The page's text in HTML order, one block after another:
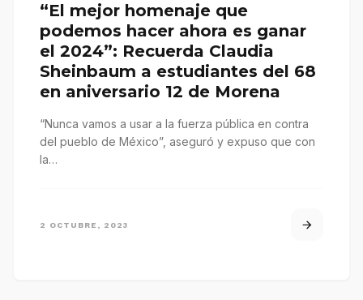
“El mejor homenaje que
podemos hacer ahora es ganar
el 2024”: Recuerda Claudia
Sheinbaum a estudiantes del 68
en aniversario 12 de Morena
“Nunca vamos a usar a la fuerza pública en contra
del pueblo de México”, aseguró y expuso que con
la…
2 OCTUBRE, 2023